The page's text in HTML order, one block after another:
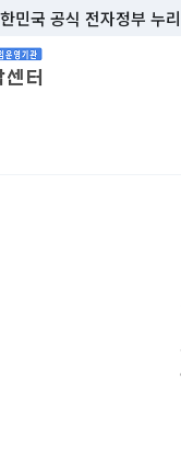
민국 공식 전자정부 누
기관 고객상담센터